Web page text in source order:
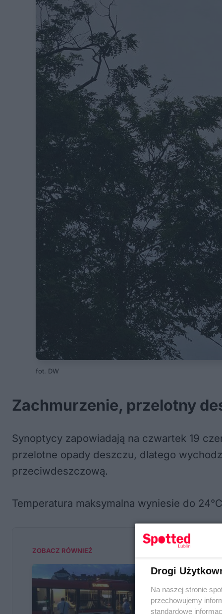
fot. DW
Zachmurzenie, przelotny
Synoptycy zapowiadają na czwartek 19
przelotne opady deszczu, dlatego
przeciwdeszczową.
Temperatura maksymalna wyniesie do
ZOBACZ RÓWNIEŻ
Lublin
Drogi
Na naszej stronie
przechowujemy
standardowe